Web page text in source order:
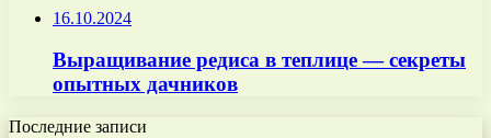
16.10.2024
Выращивание редиса в теплице — секреты
опытных дачников
Последние записи